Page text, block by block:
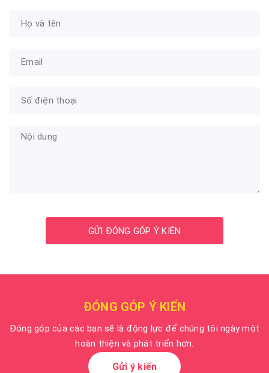
GỬI ĐÓNG GÓP Ý KIÉN
ĐÓNG GÓP Ý KIẾN
Đóng góp của các bạn sẽ là động lực để chúng tôi ngày một
hoàn thiện và phát triển hơn.
Gửi ý kiến